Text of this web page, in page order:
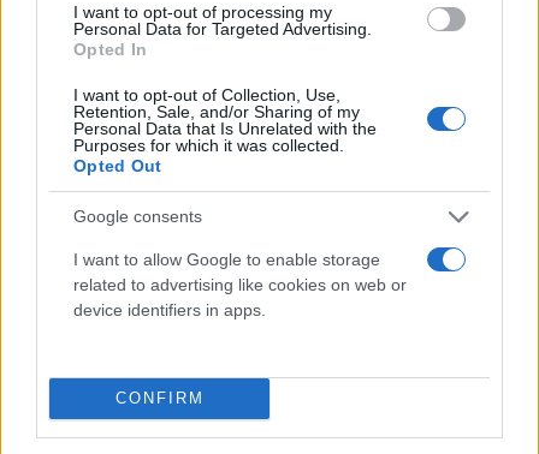
I want to opt-out of processing my
Personal Data for Targeted Advertising.
Opted In
I want to opt-out of Collection, Use,
Retention, Sale, and/or Sharing of my
Personal Data that Is Unrelated with the
Purposes for which it was collected.
Opted Out
Google consents
I want to allow Google to enable storage
related to advertising like cookies on web or
device identifiers in apps.
CONFIRM
εκείνο των Pfizer-BioNTech, θα δώσει ώθηση στις
εκστρατείες εμβολιασμού στις χώρες της
Ευρωπαϊκής Ένωσης, που βρίσκονται πολύ πίσω